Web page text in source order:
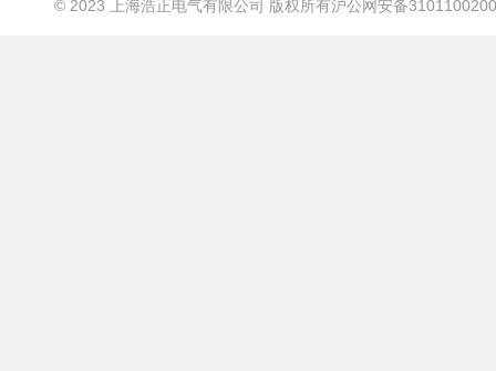
© 2023 上海浩正电气有限公司 版权所有沪公网安备